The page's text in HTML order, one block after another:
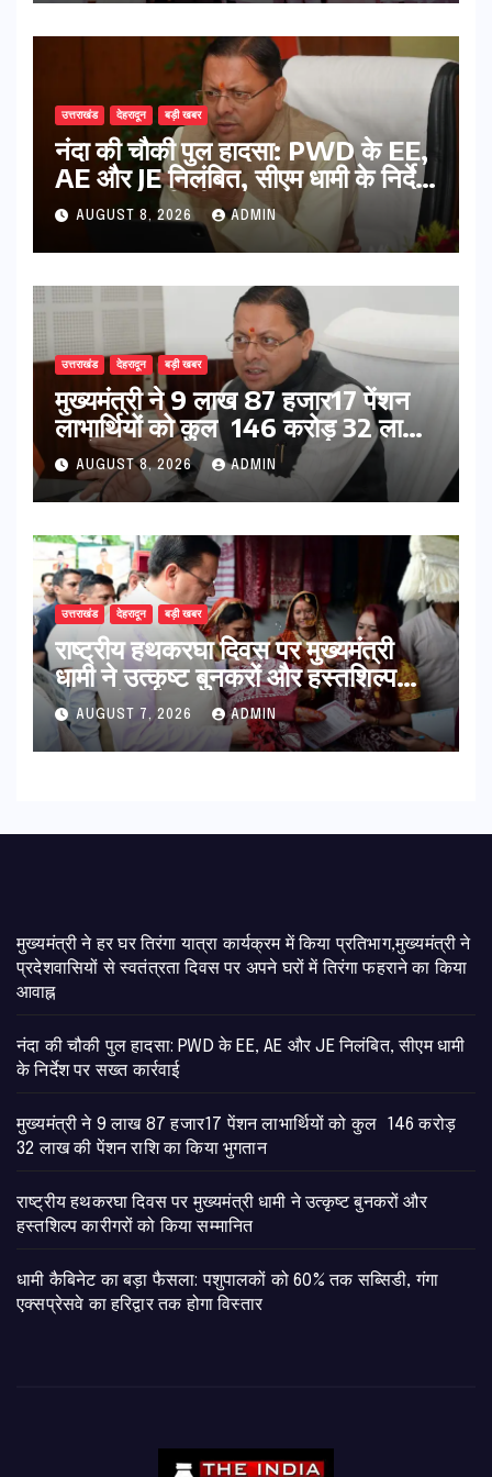
उत्तराखंड देहरादून बड़ी खबर
नंदा की चौकी पुल हादसा: PWD के EE,
AE और JE निलंबित, सीएम धामी के निर्देश
पर सख्त कार्रवाई
AUGUST 8, 2026 ADMIN
उत्तराखंड देहरादून बड़ी खबर
मुख्यमंत्री ने 9 लाख 87 हजार17 पेंशन
लाभार्थियों को कुल 146 करोड़ 32 लाख
की पेंशन राशि का किया भुगतान
AUGUST 8, 2026 ADMIN
उत्तराखंड देहरादून बड़ी खबर
राष्ट्रीय हथकरघा दिवस पर मुख्यमंत्री
धामी ने उत्कृष्ट बुनकरों और हस्तशिल्प
कारीगरों को किया सम्मानित
AUGUST 7, 2026 ADMIN
मुख्यमंत्री ने हर घर तिरंगा यात्रा कार्यक्रम में किया प्रतिभाग,मुख्यमंत्री ने
प्रदेशवासियों से स्वतंत्रता दिवस पर अपने घरों में तिरंगा फहराने का किया
आवाह्न
नंदा की चौकी पुल हादसा: PWD के EE, AE और JE निलंबित, सीएम धामी
के निर्देश पर सख्त कार्रवाई
मुख्यमंत्री ने 9 लाख 87 हजार17 पेंशन लाभार्थियों को कुल 146 करोड़
32 लाख की पेंशन राशि का किया भुगतान
राष्ट्रीय हथकरघा दिवस पर मुख्यमंत्री धामी ने उत्कृष्ट बुनकरों और
हस्तशिल्प कारीगरों को किया सम्मानित
​धामी कैबिनेट का बड़ा फैसला: पशुपालकों को 60% तक सब्सिडी, गंगा
एक्सप्रेसवे का हरिद्वार तक होगा विस्तार